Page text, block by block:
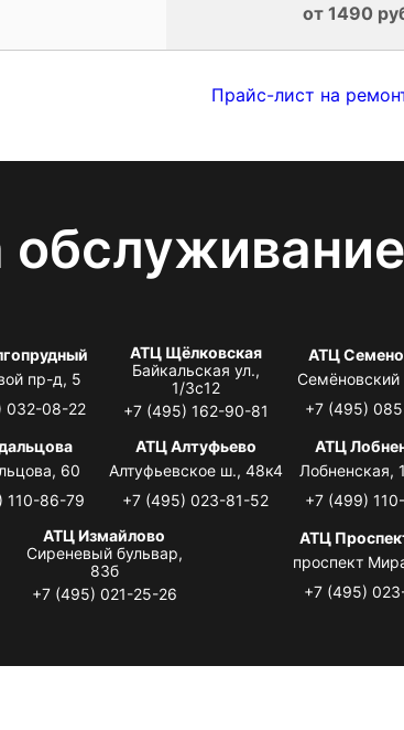
от 1490
Прайс-лист на
пр-д, 5
032-08-22
АТЦ Щёлковская
Байкальская ул.,
1/3с12
+7 (495) 162-90-81
АТЦ
Семёновский
+7 (495)
60
110-86-79
АТЦ Алтуфьево
Алтуфьевское ш., 48к4
+7 (495) 023-81-52
АТЦ
Лобненская,
+7 (499)
АТЦ Измайлово
Сиреневый бульвар,
83б
+7 (495) 021-25-26
АТЦ
проспект
+7 (495)